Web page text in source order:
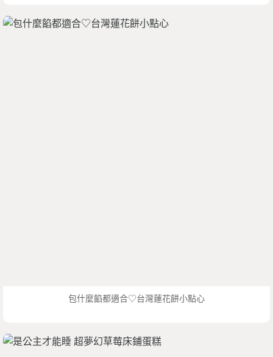
包什麼餡都適合♡台灣蓮花餅小點心